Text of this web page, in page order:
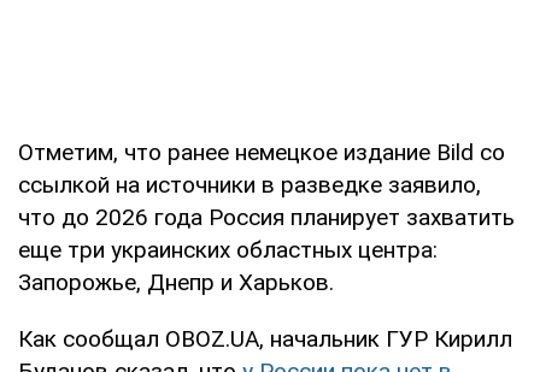
Отметим, что ранее немецкое издание Bild со
ссылкой на источники в разведке заявило,
что до 2026 года Россия планирует захватить
еще три украинских областных центра:
Запорожье, Днепр и Харьков.
Как сообщал OBOZ.UA, начальник ГУР Кирилл